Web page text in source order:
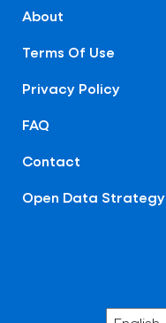
About
Terms Of Use
Privacy Policy
FAQ
Contact
Open Data Strategy